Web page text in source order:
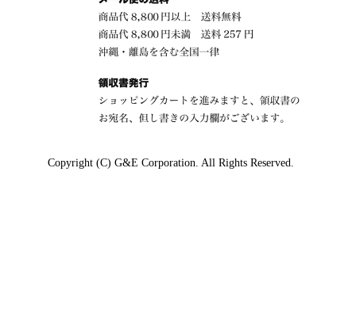
Copyright (C) G&E Corporation. All Rights Reserved.